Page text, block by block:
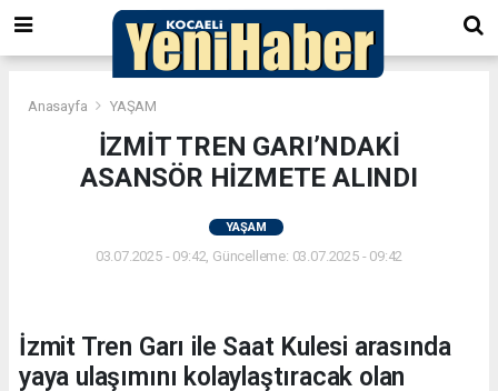
Anasayfa YAŞAM
İZMİT TREN GARI’NDAKİ
ASANSÖR HİZMETE ALINDI
YAŞAM
03.07.2025 - 09:42, Güncelleme: 03.07.2025 - 09:42
İzmit Tren Garı ile Saat Kulesi arasında
yaya ulaşımını kolaylaştıracak olan